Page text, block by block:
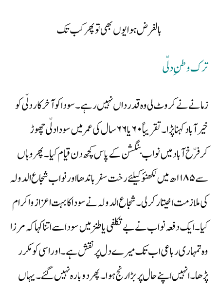
بالفرض ہوا یوں بھی توپھر کب تک
ترک وطنِ دلّی
زمانے نے کروٹ لی وہ قدرداں نہیں رہے۔ سودا کوآخر کار دلّی کو
خیرآباد کہنا پڑا۔ تقریباً ۶۰ یا ۶۶ سال کی عمر میں سودا دلّی چھوڑ
کرفرّخ آباد میں نواب بنگشن کے پاس کچھ دن قیام کیا۔ پھر وہاں
سے ۱۱۸۵ھ میں لکھنؤ کیلئے رخت سفر باندھا اور نواب شجاع الدولہ
کی ملازمت اخیتار کر لی۔ شجاع الدولہ نے سودا کا بہت اعزاز و اکرام
کیا۔ ایک دفعہ نواب نے بے تکلفی یا طنز میں سودا سے اتنا کہا کہ مرزا
وہ تمہاری رباعی اب تک میرے دل پر نقش ہے۔ اور اسی کومکرر
پڑھا۔ انہیں اپنے حال پر بڑا رنج ہوا۔ پھر دوبارہ نہیں گئے۔ یہاں